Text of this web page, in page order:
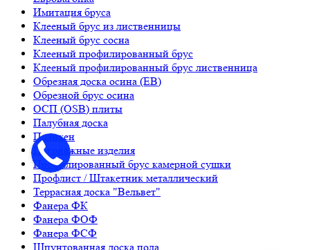
Имитация бруса
Клееный брус из лиственницы
Клееный брус сосна
Клееный профилированный брус
Клееный профилированный брус лиственница
Обрезная доска осина (ЕВ)
Обрезной брус осина
ОСП (OSB) плиты
Палубная доска
Планкен
Погонажные изделия
Профилированный брус камерной сушки
Профлист / Штакетник металлический
Террасная доска "Вельвет"
Фанера ФК
Фанера ФОФ
Фанера ФСФ
Шпунтованная доска пола